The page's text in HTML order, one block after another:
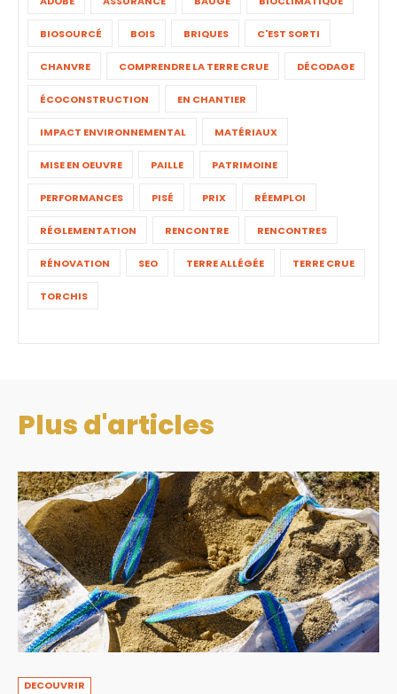
BIOSOURCÉ BOIS BRIQUES C'EST SORTI
CHANVRE COMPRENDRE LA TERRE CRUE DÉCODAGE
ÉCOCONSTRUCTION EN CHANTIER
IMPACT ENVIRONNEMENTAL MATÉRIAUX
MISE EN OEUVRE PAILLE PATRIMOINE
PERFORMANCES PISÉ PRIX RÉEMPLOI
RÉGLEMENTATION RENCONTRE RENCONTRES
RÉNOVATION SEO TERRE ALLÉGÉE TERRE CRUE
TORCHIS
Plus d'articles
DECOUVRIR